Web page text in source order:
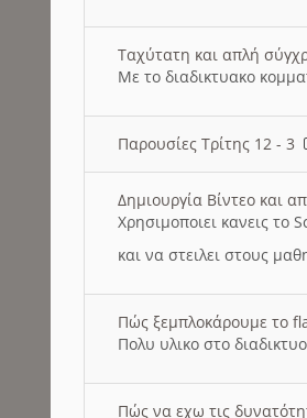
Ταχύτατη και απλή
Με το διαδικτυακο
Παρουσίες Τρίτης 12 - 3
Δημιουργία Βίντεο και
Χρησιμοποιει κανεις το
και να στειλει στους
Πώς ξεμπλοκάρουμε το
Πολυ υλικο στο
Πώς να εχω τις